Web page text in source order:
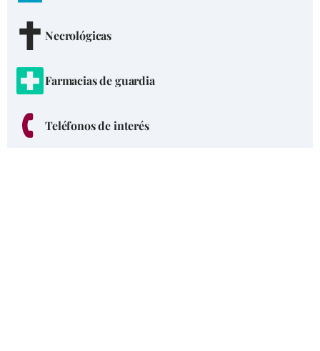
Necrológicas
Farmacias de guardia
Teléfonos de interés